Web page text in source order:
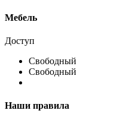
Мебель
Доступ
Свободный
Свободный
Наши правила